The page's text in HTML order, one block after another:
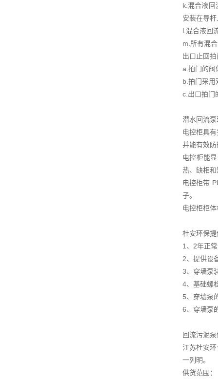
k.混合液回
安装在导
l.混合液回
m.所有混
出口止回
a.拍门的阀
b.拍门采用
c.出口拍门
潜水回流
电控柜具
并能有效
电控柜能
热、缺相
电控柜带
子。
电控柜柜
杜安环保
1、2年正
2、提供设
3、穿墙泵
4、基础螺
5、穿墙泵
6、穿墙泵
回流污泥
江苏杜安
一列明。
供货范围：